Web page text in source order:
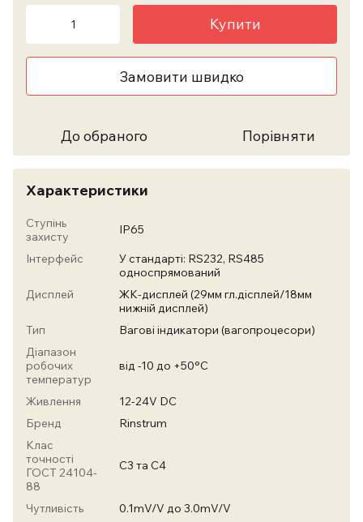
Купити
Замовити швидко
До обраного Порівняти
Характеристики
Ступінь
захисту
IP65
Інтерфейс
У стандарті: RS232, RS485
односпрямований
Дисплей
ЖК-дисплей (29мм гл.дісплей/18мм
нижній дисплей)
Тип
Вагові індикатори (вагопроцесори)
Діапазон
робочих
температур
від -10 до +50°C
Живлення
12-24V DC
Бренд
Rinstrum
Клас
точності
ГОСТ 24104-
88
С3 та С4
Чутливість
0.1mV/V до 3.0mV/V